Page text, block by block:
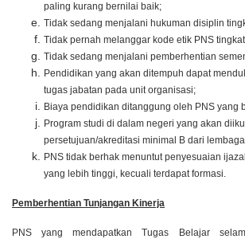
paling kurang bernilai baik;
Tidak sedang menjalani hukuman disiplin
Tidak pernah melanggar kode etik PNS
Tidak sedang menjalani pemberhentian
Pendidikan yang akan ditempuh dapat
tugas jabatan pada unit organisasi;
Biaya pendidikan ditanggung oleh PNS yang
Program studi di dalam negeri yang akan
persetujuan/akreditasi minimal B dari
PNS tidak berhak menuntut penyesuaian
yang lebih tinggi, kecuali terdapat formasi.
Pemberhentian Tunjangan Kinerja
PNS yang mendapatkan Tugas Belajar